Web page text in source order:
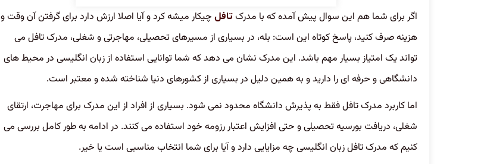
اگر برای شما هم این سوال پیش آمده که با مدرک تافل چیکار میشه کرد و آیا اصلا ارزش دارد برای گرفتن آن وقت و
هزینه صرف کنید، پاسخ کوتاه این است: بله، در بسیاری از مسیرهای تحصیلی، مهاجرتی و شغلی، مدرک تافل می
تواند یک امتیاز بسیار مهم باشد. این مدرک نشان می دهد که شما توانایی استفاده از زبان انگلیسی در محیط های
دانشگاهی و حرفه ای را دارید و به همین دلیل در بسیاری از کشورهای دنیا شناخته شده و معتبر است.
اما کاربرد مدرک تافل فقط به پذیرش دانشگاه محدود نمی شود. بسیاری از افراد از این مدرک برای مهاجرت، ارتقای
شغلی، دریافت بورسیه تحصیلی و حتی افزایش اعتبار رزومه خود استفاده می کنند. در ادامه به طور کامل بررسی می
کنیم که مدرک تافل زبان انگلیسی چه مزایایی دارد و آیا برای شما انتخاب مناسبی است یا خیر.